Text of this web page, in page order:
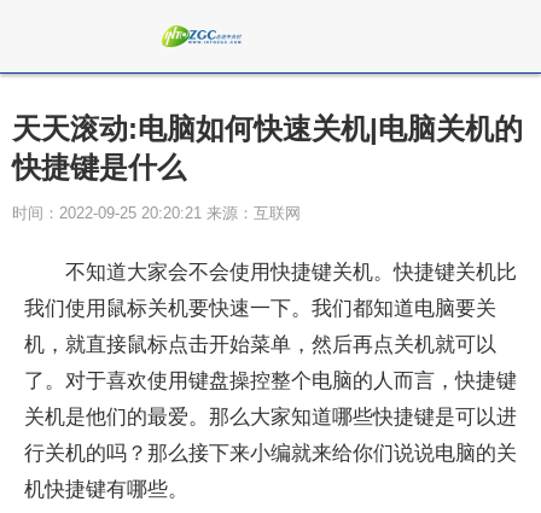
天天滚动:电脑如何快速关机|电脑关机的
快捷键是什么
时间：2022-09-25 20:20:21 来源：互联网
不知道大家会不会使用快捷键关机。快捷键关机比
我们使用鼠标关机要快速一下。我们都知道电脑要关
机，就直接鼠标点击开始菜单，然后再点关机就可以
了。对于喜欢使用键盘操控整个电脑的人而言，快捷键
关机是他们的最爱。那么大家知道哪些快捷键是可以进
行关机的吗？那么接下来小编就来给你们说说电脑的关
机快捷键有哪些。